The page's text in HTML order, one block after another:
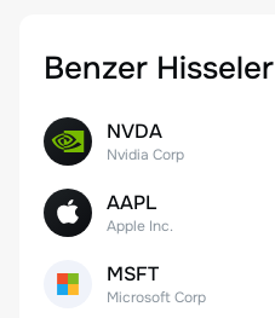
Benzer Hisseler
NVDA
Nvidia Corp
AAPL
Apple Inc.
MSFT
Microsoft Corp